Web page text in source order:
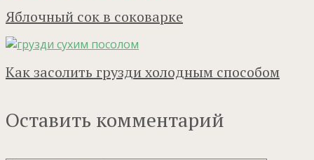
Яблочный сок в соковарке
Как засолить грузди холодным способом
Оставить комментарий